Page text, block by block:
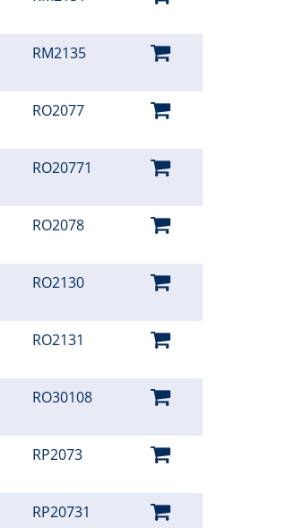
RM2135
RO2077
RO20771
RO2078
RO2130
RO2131
RO30108
RP2073
RP20731